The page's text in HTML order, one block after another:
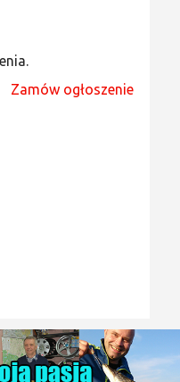
Zamów ogłoszenie